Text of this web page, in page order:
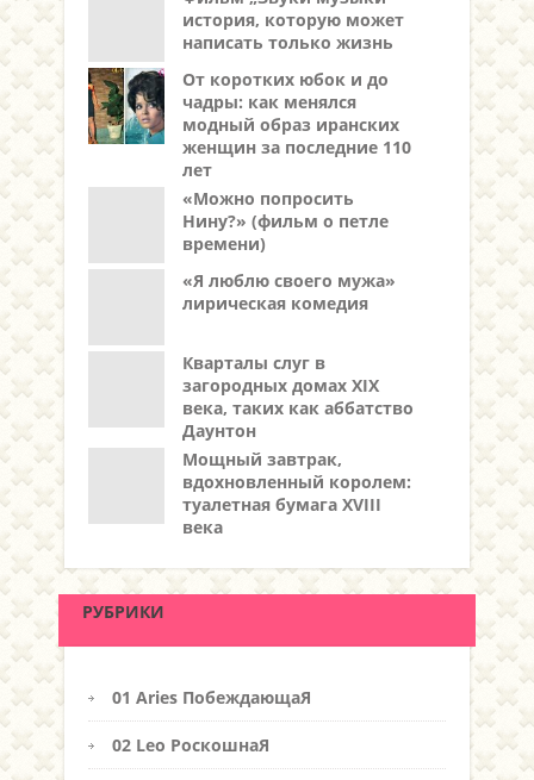
история, которую может
написать только жизнь
От коротких юбок и до
чадры: как менялся
модный образ иранских
женщин за последние 110
лет
«Можно попросить
Нину?» (фильм о петле
времени)
«Я люблю своего мужа»
лирическая комедия
Кварталы слуг в
загородных домах XIX
века, таких как аббатство
Даунтон
Мощный завтрак,
вдохновленный королем:
туалетная бумага XVIII
века
РУБРИКИ
01 Aries ПобеждающаЯ
02 Leo РоскошнаЯ